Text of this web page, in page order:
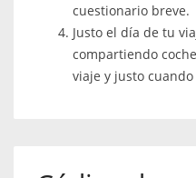
cuestionario breve.
Justo el día de tu
compartiendo
viaje y justo